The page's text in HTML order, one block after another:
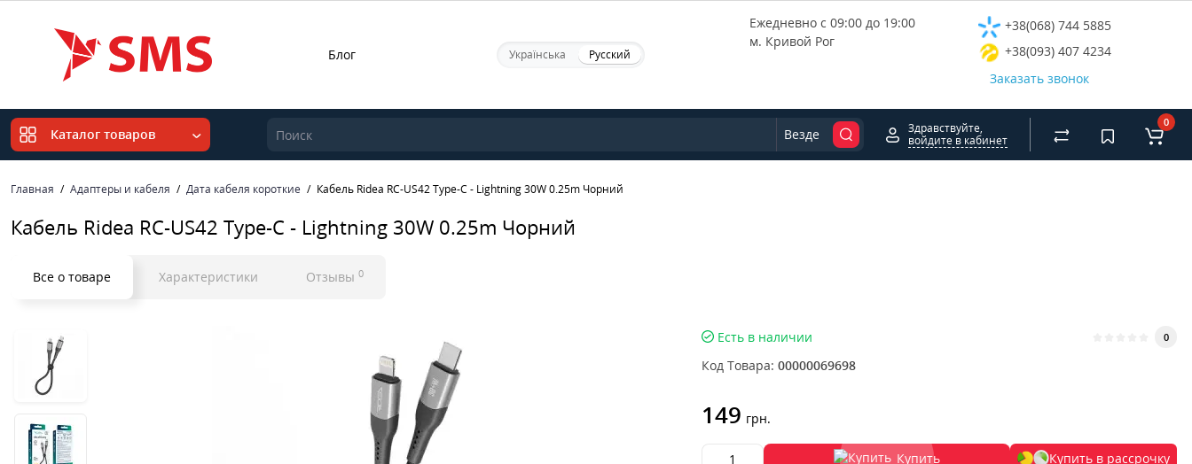
Блог Українська Русский
Ежедневно с 09:00 до 19:00
м. Кривой Рог
+38(068) 744 5885
+38(093) 407 4234
Заказать звонок
Каталог товаров Везде
Здравствуйте,
войдите в кабинет
0
Главная Адаптеры и кабеля Дата кабеля короткие Кабель Ridea RC-US42 Type-C - Lightning 30W 0.25m Чорний
Кабель Ridea RC-US42 Type-C - Lightning 30W 0.25m Чорний
Все о товаре Характеристики Отзывы 0
Есть в наличии 0
Код Товара: 00000069698
149 грн.
Купить
Купить в рассрочку